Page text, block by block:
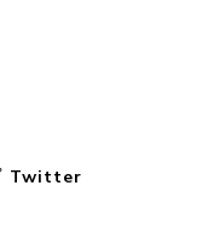
Twitter